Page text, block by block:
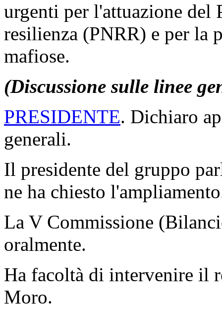
urgenti per l'attuazione del
resilienza (PNRR) e per la
mafiose.
(Discussione sulle linee
PRESIDENTE. Dichiaro
generali.
Il presidente del gruppo
ne ha chiesto
La V Commissione
oralmente.
Ha facoltà di intervenire il
Moro.